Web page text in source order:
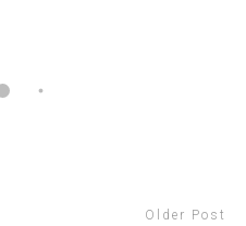
Older Post